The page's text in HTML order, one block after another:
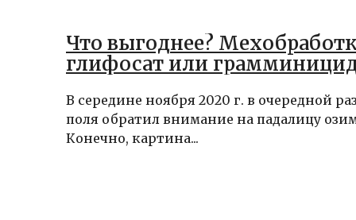
Что выгоднее?
глифосат или
В середине ноября 2020 г. в очередной
поля обратил внимание на падалицу
Конечно, картина...